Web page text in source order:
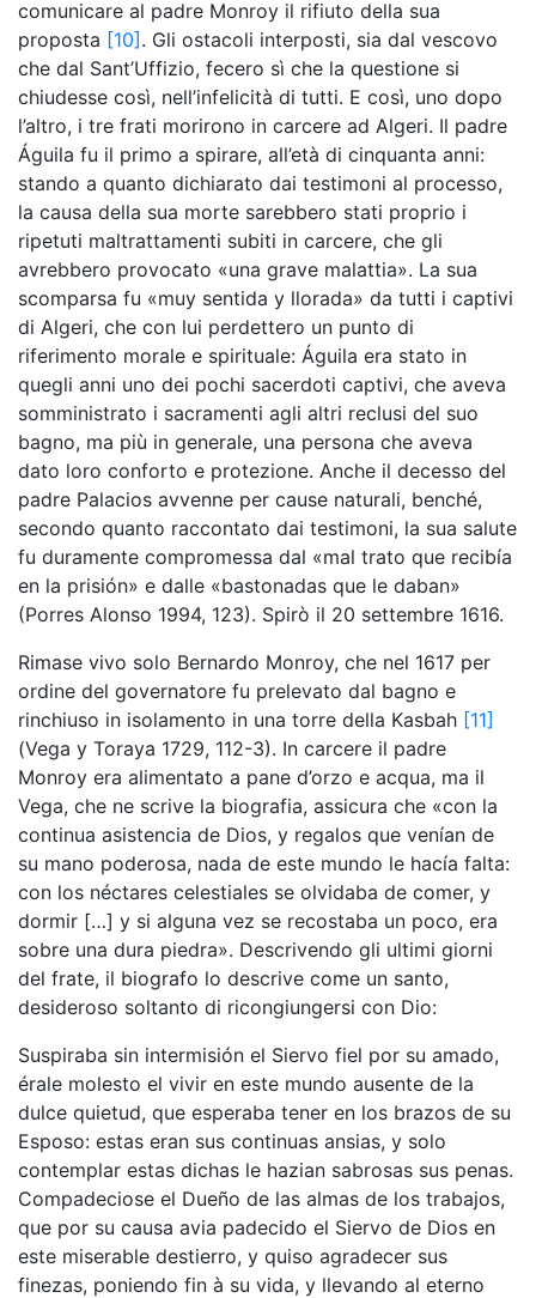
comunicare al padre Monroy il rifiuto della sua
proposta [10] . Gli ostacoli interposti, sia dal vescovo
che dal Sant’Uffizio, fecero sì che la questione si
chiudesse così, nell’infelicità di tutti. E così, uno dopo
l’altro, i tre frati morirono in carcere ad Algeri. Il padre
Águila fu il primo a spirare, all’età di cinquanta anni:
stando a quanto dichiarato dai testimoni al processo,
la causa della sua morte sarebbero stati proprio i
ripetuti maltrattamenti subiti in carcere, che gli
avrebbero provocato «una grave malattia». La sua
scomparsa fu «muy sentida y llorada» da tutti i captivi
di Algeri, che con lui perdettero un punto di
riferimento morale e spirituale: Águila era stato in
quegli anni uno dei pochi sacerdoti captivi, che aveva
somministrato i sacramenti agli altri reclusi del suo
bagno, ma più in generale, una persona che aveva
dato loro conforto e protezione. Anche il decesso del
padre Palacios avvenne per cause naturali, benché,
secondo quanto raccontato dai testimoni, la sua salute
fu duramente compromessa dal «mal trato que recibía
en la prisión» e dalle «bastonadas que le daban»
(Porres Alonso 1994, 123). Spirò il 20 settembre 1616.
Rimase vivo solo Bernardo Monroy, che nel 1617 per
ordine del governatore fu prelevato dal bagno e
rinchiuso in isolamento in una torre della Kasbah [11]
(Vega y Toraya 1729, 112-3). In carcere il padre
Monroy era alimentato a pane d’orzo e acqua, ma il
Vega, che ne scrive la biografia, assicura che «con la
continua asistencia de Dios, y regalos que venían de
su mano poderosa, nada de este mundo le hacía falta:
con los néctares celestiales se olvidaba de comer, y
dormir […] y si alguna vez se recostaba un poco, era
sobre una dura piedra». Descrivendo gli ultimi giorni
del frate, il biografo lo descrive come un santo,
desideroso soltanto di ricongiungersi con Dio:
Suspiraba sin intermisión el Siervo fiel por su amado,
érale molesto el vivir en este mundo ausente de la
dulce quietud, que esperaba tener en los brazos de su
Esposo: estas eran sus continuas ansias, y solo
contemplar estas dichas le hazian sabrosas sus penas.
Compadeciose el Dueño de las almas de los trabajos,
que por su causa avia padecido el Siervo de Dios en
este miserable destierro, y quiso agradecer sus
finezas, poniendo fin à su vida, y llevando al eterno